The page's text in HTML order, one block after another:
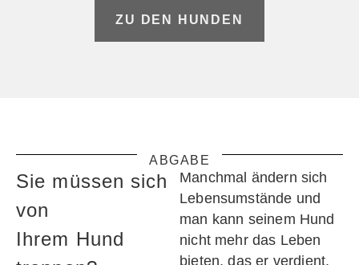
ZU DEN HUNDEN
ABGABE
Sie müssen sich
von
Ihrem Hund
Manchmal ändern sich
Lebensumstände und
man kann seinem Hund
nicht mehr das Leben
bieten, das er verdient.